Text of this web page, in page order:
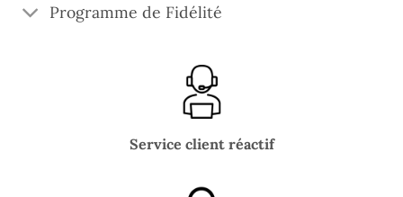
Programme de Fidélité
Service client réactif